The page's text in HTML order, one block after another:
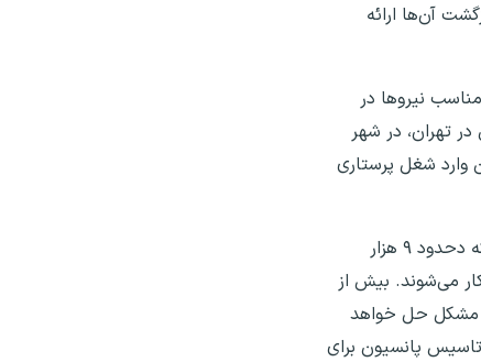
آن‌ها ارائه
نیروها در
تهران، در شهر
وارد شغل پرستاری
نجاتیان درباره تعداد دانش‌آموختگان رشته پرستاری خاطرنشان کرد: سالانه، ۱۲ هزار پرستار فارغ‌التحصیل می‌شوند، در حالی که دحدود ۹ هزار
می‌شوند. بیش از
مشکل حل خواهد
هزینه می‌شود و اگر در حدود ۲ میلیارد تومان برای تاسیس پانسیون برای